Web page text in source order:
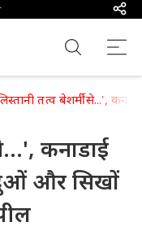
तत्व बेशर्मी से...',
कनाडाई
और सिखों